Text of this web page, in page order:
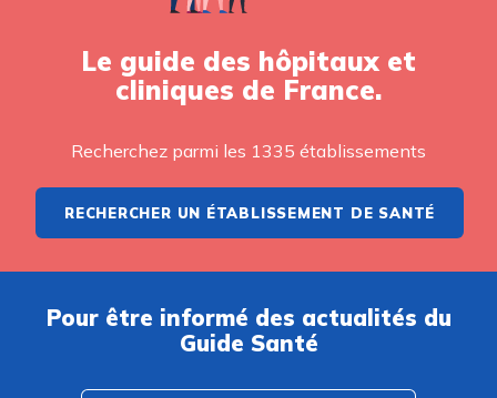
Le guide des hôpitaux et
cliniques de France.
Recherchez parmi les 1335 établissements
RECHERCHER UN ÉTABLISSEMENT DE SANTÉ
Pour être informé des actualités du
Guide Santé